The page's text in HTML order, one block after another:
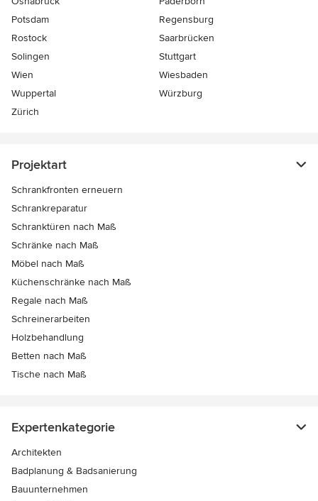
Potsdam
Regensburg
Rostock
Saarbrücken
Solingen
Stuttgart
Wien
Wiesbaden
Wuppertal
Würzburg
Zürich
Projektart
Schrankfronten erneuern
Schrankreparatur
Schranktüren nach Maß
Schränke nach Maß
Möbel nach Maß
Küchenschränke nach Maß
Regale nach Maß
Schreinerarbeiten
Holzbehandlung
Betten nach Maß
Tische nach Maß
Expertenkategorie
Architekten
Badplanung & Badsanierung
Bauunternehmen